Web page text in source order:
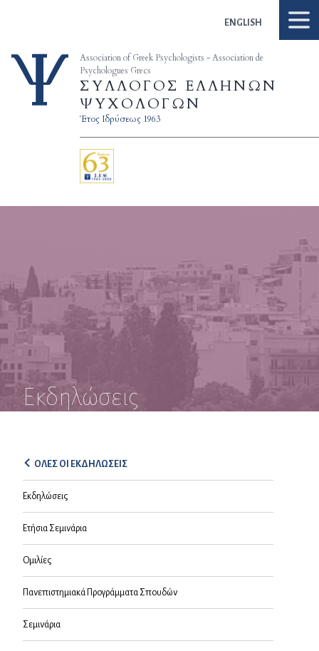
ENGLISH
Association of Greek Psychologists - Association de
Psychologues Grecs
ΣΥΛΛΟΓΟΣ ΕΛΛΗΝΩΝ
ΨΥΧΟΛΟΓΩΝ
Έτος Ιδρύσεως 1963
Εκδηλώσεις
ΟΛΕΣ ΟΙ ΕΚΔΗΛΩΣΕΙΣ
Εκδηλώσεις
Ετήσια Σεμινάρια
Ομιλίες
Πανεπιστημιακά Προγράμματα Σπουδών
Σεμινάρια